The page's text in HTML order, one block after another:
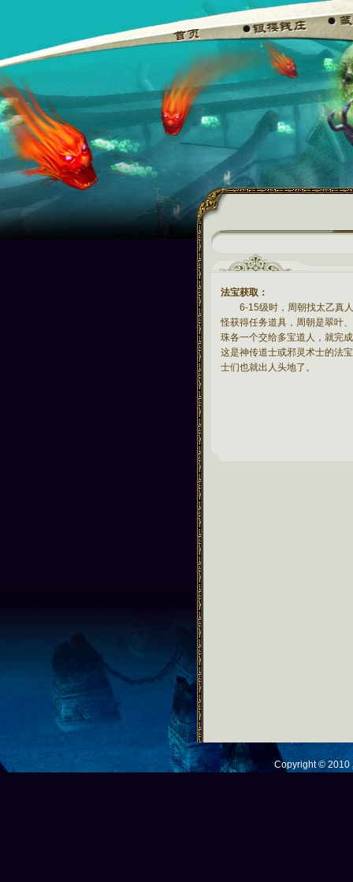
法宝获取：
6-15级时，周朝找太乙真人
怪获得任务道具，周朝是翠叶
珠各一个交给多宝道人，就完
这是神传道士或邪灵术士的法
士们也就出人头地了。
Copyright © 2010